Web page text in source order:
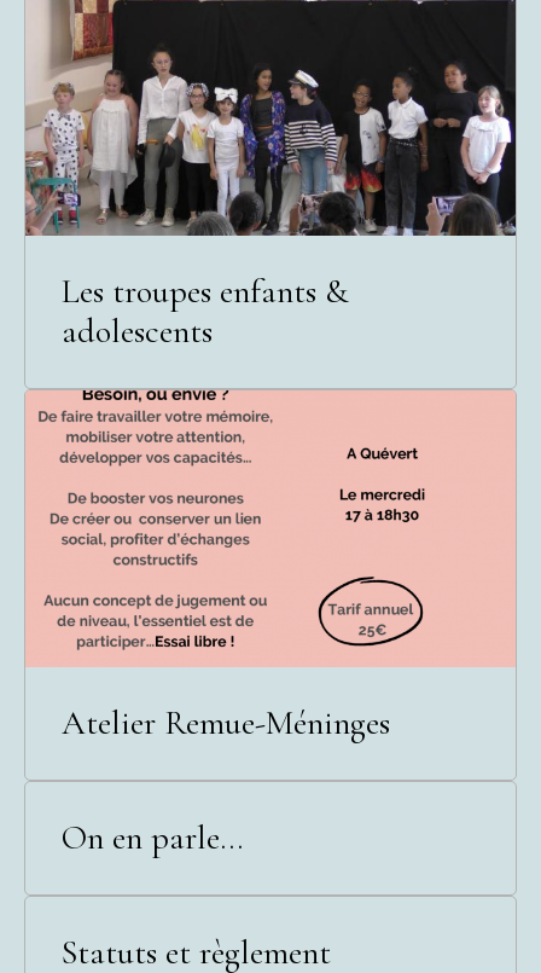
Les troupes enfants &
adolescents
Atelier Remue-Méninges
On en parle...
Statuts et règlement